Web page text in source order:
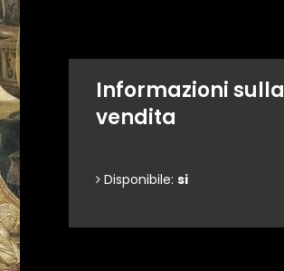
Informazioni sulla
vendita
Disponibile: si